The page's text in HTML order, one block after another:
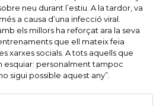
neu durant l’estiu. A la tardor, va
a causa d’una infecció viral.
els millors ha reforçat ara la seva
que ell mateix feia
xarxes socials. A tots aquells que
esquiar: personalment tampoc
sigui possible aquest any”.